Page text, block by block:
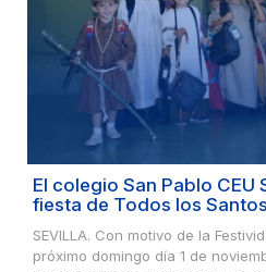
El colegio San Pablo CEU
fiesta de Todos los
SEVILLA. Con motivo de la
próximo domingo día 1 de